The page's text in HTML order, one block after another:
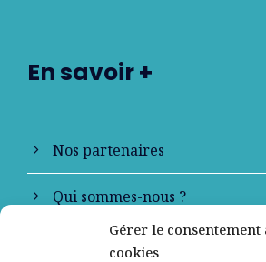
Gérer le consentement
cookies
En savoir +
Nos partenaires
Qui sommes-nous ?
Contactez-nous